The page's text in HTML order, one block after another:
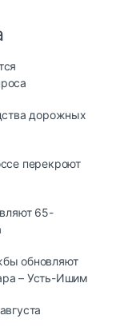
дорожных
перекроют
65-
обновляют
– Усть-Ишим